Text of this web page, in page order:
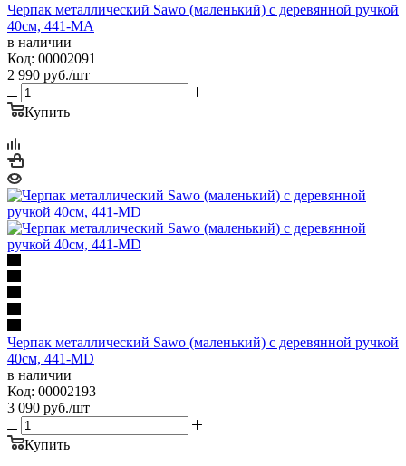
Черпак металлический Sawo (маленький) с деревянной ручкой
40см, 441-MA
в наличии
Код: 00002091
2 990 руб./шт
Купить
Черпак металлический Sawo (маленький) с деревянной ручкой
40см, 441-MD
в наличии
Код: 00002193
3 090 руб./шт
Купить